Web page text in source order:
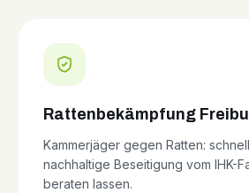
Rattenbekämpfung
Kammerjäger gegen Ratten:
nachhaltige Beseitigung vom IHK-
beraten lassen.